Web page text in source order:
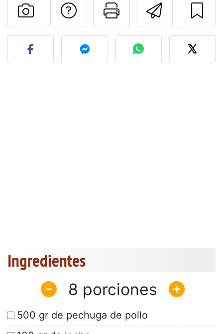
Imprimir
Preguntar al autor
Publicar la foto de esta
Ingredientes
8
500 gr de pechuga de pollo